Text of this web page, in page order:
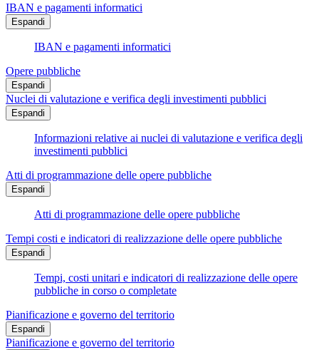
IBAN e pagamenti informatici
Espandi
IBAN e pagamenti informatici
Opere pubbliche
Espandi
Nuclei di valutazione e verifica degli investimenti pubblici
Espandi
Informazioni relative ai nuclei di valutazione e verifica degli
investimenti pubblici
Atti di programmazione delle opere pubbliche
Espandi
Atti di programmazione delle opere pubbliche
Tempi costi e indicatori di realizzazione delle opere pubbliche
Espandi
Tempi, costi unitari e indicatori di realizzazione delle opere
pubbliche in corso o completate
Pianificazione e governo del territorio
Espandi
Pianificazione e governo del territorio